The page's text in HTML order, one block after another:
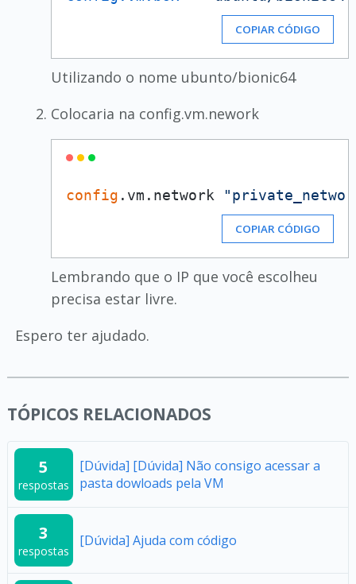
COPIAR CÓDIGO
Utilizando o nome ubunto/bionic64
Colocaria na config.vm.nework
config .vm.network
COPIAR CÓDIGO
Lembrando que o IP que você escolheu
precisa estar livre.
Espero ter ajudado.
TÓPICOS RELACIONADOS
5
respostas
[Dúvida] [Dúvida] Não consigo acessar a
pasta dowloads pela VM
3
respostas
[Dúvida] Ajuda com código